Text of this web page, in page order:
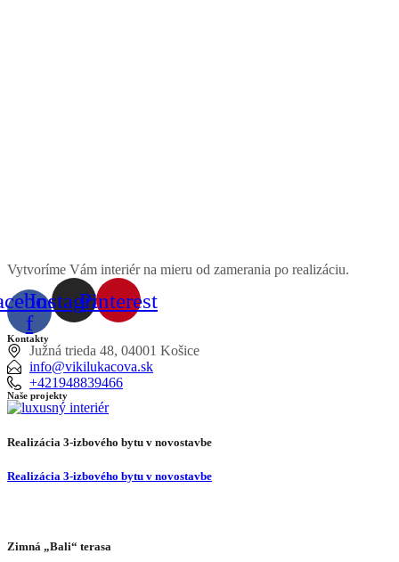
Vytvoríme Vám interiér na mieru od zamerania po realizáciu.
f
InstagramPinterest
Kontakty
Južná trieda 48, 04001 Košice
info@vikilukacova.sk
+421948839466
Naše projekty
Realizácia 3-izbového bytu v novostavbe
Realizácia 3-izbového bytu v novostavbe
Zimná „Bali“ terasa